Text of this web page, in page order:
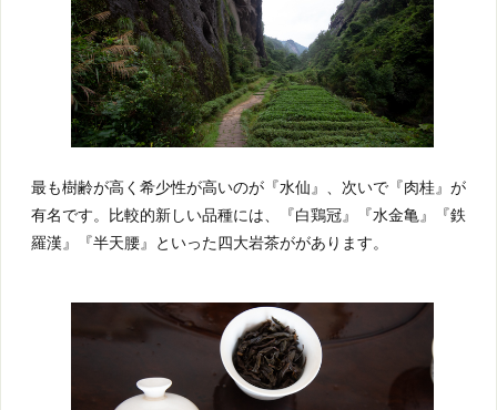
最も樹齢が高く希少性が高いのが『水仙』、次いで『肉桂』が
有名です。比較的新しい品種には、『白鶏冠』『水金亀』『鉄
羅漢』『半天腰』といった四大岩茶ががあります。